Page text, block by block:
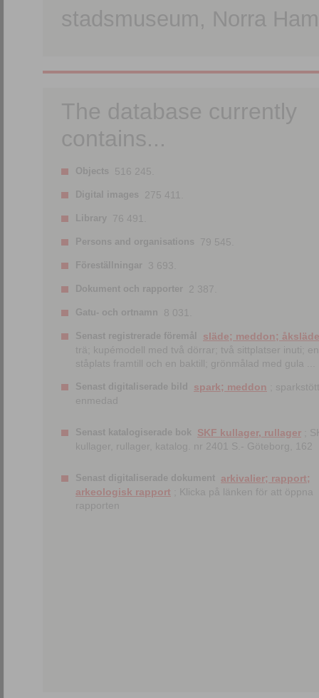
stadsmuseum, Norra
The database currently
contains...
Objects 516 245.
Digital images 275 411.
Library 76 491.
Persons and organisations 79 545.
Föreställningar 3 693.
Dokument och rapporter 2 387.
Gatu- och ortnamn 8 031.
Senast registrerade föremål
släde; meddon; åksläde
trä; kupémodell med två dörrar; två sittplatser inuti; en
ståplats framtill och en baktill; grönmålad med gula ...
Senast digitaliserade bild spark; meddon ;
enmedad
Senast katalogiserade bok SKF kullager, rullager ;
kullager, rullager, katalog. nr 2401 S.- Göteborg, 162
Senast digitaliserade dokument arkivalier; rapport;
arkeologisk rapport ; Klicka på länken för att öppna
rapporten